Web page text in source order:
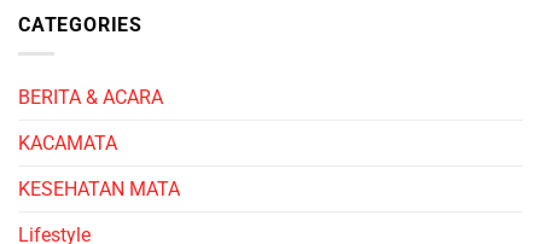
CATEGORIES
BERITA & ACARA
KACAMATA
KESEHATAN MATA
Lifestyle